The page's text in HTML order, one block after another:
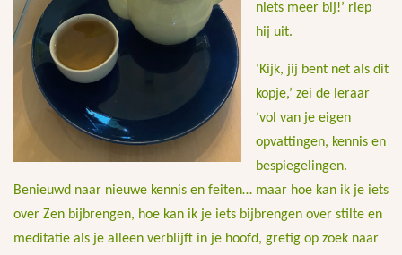
niets meer bij!’ riep
hij uit.
‘Kijk, jij bent net als dit
kopje,’ zei de leraar
‘vol van je eigen
opvattingen, kennis en
bespiegelingen.
Benieuwd naar nieuwe kennis en feiten… maar hoe kan ik je iets
over Zen bijbrengen, hoe kan ik je iets bijbrengen over stilte en
meditatie als je alleen verblijft in je hoofd, gretig op zoek naar